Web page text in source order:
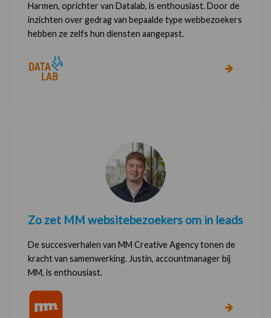
Harmen, oprichter van Datalab, is enthousiast. Door de
inzichten over gedrag van bepaalde type webbezoekers
hebben ze zelfs hun diensten aangepast.
Zo zet MM websitebezoekers om in leads
De succesverhalen van MM Creative Agency tonen de
kracht van samenwerking. Justin, accountmanager bij
MM, is enthousiast.